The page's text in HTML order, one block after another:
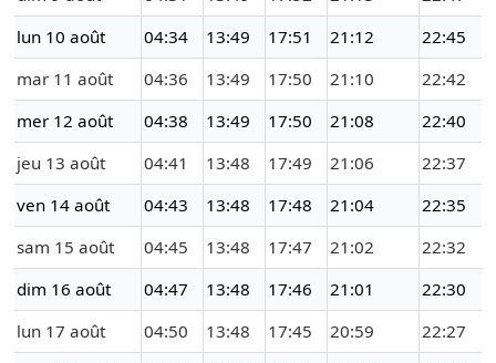
lun 10 août
04:34 13:49 17:51 21:12
22:45
mar 11 août
04:36 13:49 17:50 21:10
22:42
mer 12 août
04:38 13:49 17:50 21:08
22:40
jeu 13 août
04:41 13:48 17:49 21:06
22:37
ven 14 août
04:43 13:48 17:48 21:04
22:35
sam 15 août
04:45 13:48 17:47 21:02
22:32
dim 16 août
04:47 13:48 17:46 21:01
22:30
lun 17 août
04:50 13:48 17:45 20:59
22:27